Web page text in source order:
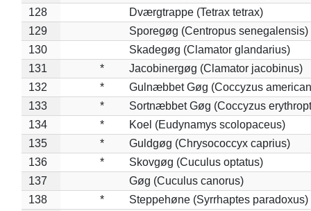
128
Dværgtrappe (Tetrax tetrax)
129
Sporegøg (Centropus senegalensis)
130
Skadegøg (Clamator glandarius)
131
*
Jacobinergøg (Clamator jacobinus)
132
*
Gulnæbbet Gøg (Coccyzus
133
*
Sortnæbbet Gøg (Coccyzus
134
*
Koel (Eudynamys scolopaceus)
135
*
Guldgøg (Chrysococcyx caprius)
136
*
Skovgøg (Cuculus optatus)
137
Gøg (Cuculus canorus)
138
*
Steppehøne (Syrrhaptes paradoxus)